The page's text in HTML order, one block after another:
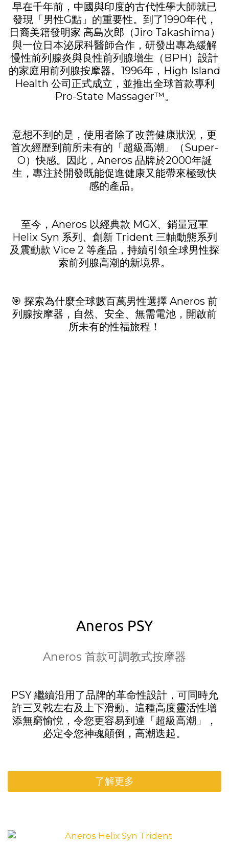
早在千年前，中國與印度的古代性學大師就已
發現「男性G點」的重要性。到了1990年代，
日裔美籍發明家 高島次郎（Jiro Takashima）
與一位日本泌尿科醫師合作，研發出專為緩解
慢性前列腺炎與良性前列腺增生（BPH）設計
的家庭用前列腺按摩器。1996年，High Island
Health 公司正式成立，並推出全球首款專利
Pro-State Massager™。
意想不到的是，使用者除了改善健康狀況，更
首次經歷到前所未有的「超級高潮」（Super-
O）快感。因此，Aneros 品牌於2000年誕
生，專注於開發既能促進健康又能帶來極致快
感的產品。
至今，Aneros 以經典款 MGX、銷量冠軍
Helix Syn 系列、創新 Trident 三軸動態系列
及震動款 Vice 2 等產品，持續引領全球男性探
索前列腺高潮的新境界。
🎯 探索為什麼全球數百萬男性選擇 Aneros 前
列腺按摩器，自然、安全、無需電池，開啟前
所未有的性福旅程！
Aneros PSY
Aneros 首款可調教式按摩器
PSY 繼續沿用了品牌的革命性設計，可同時允
許三叉戟左右及上下滑動。這種高度靈活性增
添無窮愉悅，令您更容易到達「超級高潮」，
必定令您神魂顛倒，高潮迭起。
了解更多